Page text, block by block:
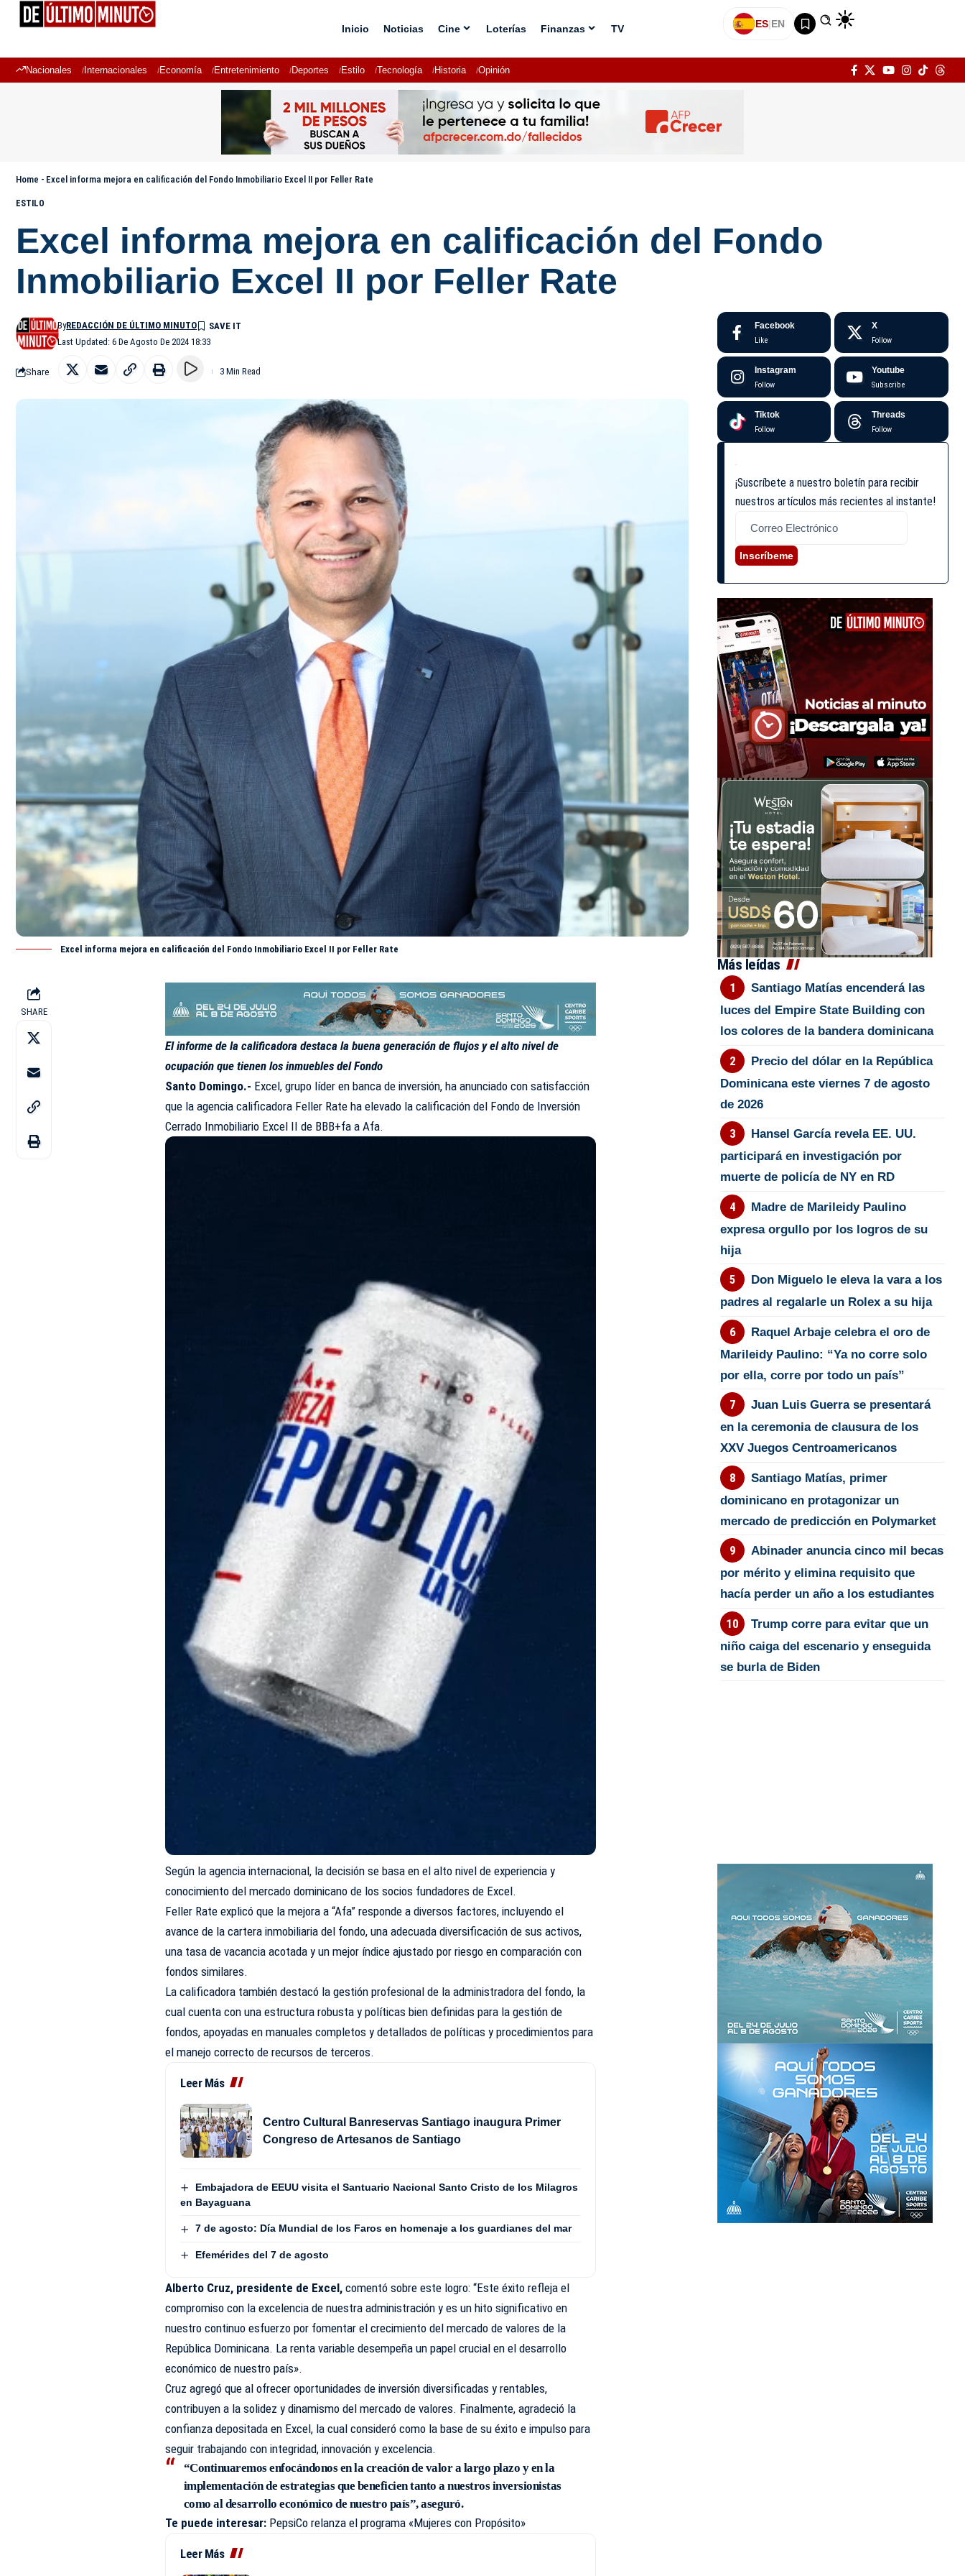
Inicio Noticias Cine Loterías Finanzas TV ES|EN
Nacionales Internacionales Economía Entretenimiento Deportes Estilo Tecnología Historia Opinión
Home - Excel informa mejora en calificación del Fondo Inmobiliario Excel II por Feller Rate
ESTILO
Excel informa mejora en calificación del Fondo
Inmobiliario Excel II por Feller Rate
Last Updated: 6 De Agosto De 2024 18:33
ByREDACCIÓN DE ÚLTIMO MINUTO
Share 3 Min Read
Excel informa mejora en calificación del Fondo Inmobiliario Excel II por Feller Rate
SHARE
El informe de la calificadora destaca la buena generación de flujos y el alto nivel de
ocupación que tienen los inmuebles del Fondo
Santo Domingo.- Excel, grupo líder en banca de inversión, ha anunciado con satisfacción
que la agencia calificadora Feller Rate ha elevado la calificación del Fondo de Inversión
Cerrado Inmobiliario Excel II de BBB+fa a Afa.
Según la agencia internacional, la decisión se basa en el alto nivel de experiencia y
conocimiento del mercado dominicano de los socios fundadores de Excel.
Feller Rate explicó que la mejora a “Afa” responde a diversos factores, incluyendo el
avance de la cartera inmobiliaria del fondo, una adecuada diversificación de sus activos,
una tasa de vacancia acotada y un mejor índice ajustado por riesgo en comparación con
fondos similares.
La calificadora también destacó la gestión profesional de la administradora del fondo, la
cual cuenta con una estructura robusta y políticas bien definidas para la gestión de
fondos, apoyadas en manuales completos y detallados de políticas y procedimientos para
el manejo correcto de recursos de terceros.
Leer Más
Centro Cultural Banreservas Santiago inaugura Primer
Congreso de Artesanos de Santiago
Embajadora de EEUU visita el Santuario Nacional Santo Cristo de los Milagros
en Bayaguana
7 de agosto: Día Mundial de los Faros en homenaje a los guardianes del mar
Efemérides del 7 de agosto
Alberto Cruz, presidente de Excel, comentó sobre este logro: “Este éxito refleja el
compromiso con la excelencia de nuestra administración y es un hito significativo en
nuestro continuo esfuerzo por fomentar el crecimiento del mercado de valores de la
República Dominicana. La renta variable desempeña un papel crucial en el desarrollo
económico de nuestro país».
Cruz agregó que al ofrecer oportunidades de inversión diversificadas y rentables,
contribuyen a la solidez y dinamismo del mercado de valores. Finalmente, agradeció la
confianza depositada en Excel, la cual consideró como la base de su éxito e impulso para
seguir trabajando con integridad, innovación y excelencia.
“Continuaremos enfocándonos en la creación de valor a largo plazo y en la
implementación de estrategias que beneficien tanto a nuestros inversionistas
como al desarrollo económico de nuestro país”, aseguró.
Te puede interesar: PepsiCo relanza el programa «Mujeres con Propósito»
Leer Más
Facebook
Like
X
Follow
Instagram
Follow
Youtube
Subscribe
Tiktok
Follow
Threads
Follow
¡Suscríbete a nuestro boletín para recibir
nuestros artículos más recientes al instante!
Inscríbeme
Más leídas
Santiago Matías encenderá las
luces del Empire State Building con
los colores de la bandera dominicana
Precio del dólar en la República
Dominicana este viernes 7 de agosto
de 2026
Hansel García revela EE. UU.
participará en investigación por
muerte de policía de NY en RD
Madre de Marileidy Paulino
expresa orgullo por los logros de su
hija
Don Miguelo le eleva la vara a los
padres al regalarle un Rolex a su hija
Raquel Arbaje celebra el oro de
Marileidy Paulino: “Ya no corre solo
por ella, corre por todo un país”
Juan Luis Guerra se presentará
en la ceremonia de clausura de los
XXV Juegos Centroamericanos
Santiago Matías, primer
dominicano en protagonizar un
mercado de predicción en Polymarket
Abinader anuncia cinco mil becas
por mérito y elimina requisito que
hacía perder un año a los estudiantes
Trump corre para evitar que un
niño caiga del escenario y enseguida
se burla de Biden